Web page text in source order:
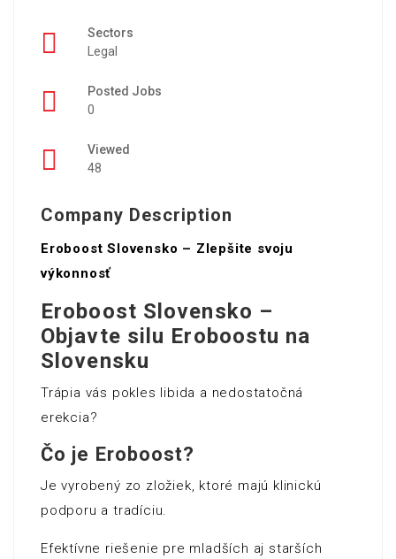
Sectors
Legal
Posted Jobs
0
Viewed
48
Company Description
Eroboost Slovensko – Zlepšite svoju
výkonnosť
Eroboost Slovensko –
Objavte silu Eroboostu na
Slovensku
Trápia vás pokles libida a nedostatočná
erekcia?
Čo je Eroboost?
Je vyrobený zo zložiek, ktoré majú klinickú
podporu a tradíciu.
Efektívne riešenie pre mladších aj starších